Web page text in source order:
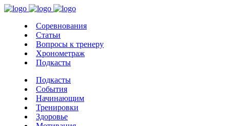
Соревнования
Статьи
Вопросы к тренеру
Хронометраж
Подкасты
Подкасты
События
Начинающим
Тренировки
Здоровье